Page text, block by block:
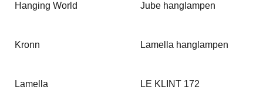
Hanging World Jube hanglampen
Kronn Lamella hanglampen
Lamella
LE KLINT 172